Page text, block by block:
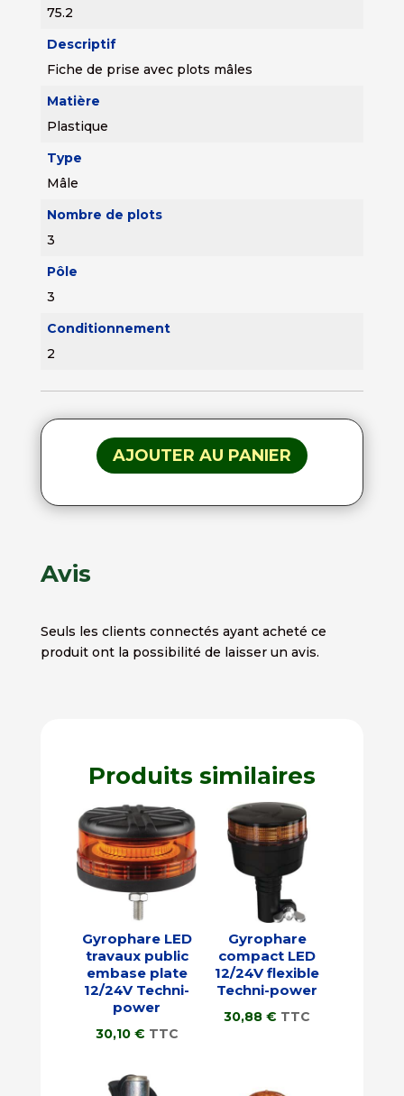
75.2
Descriptif
Fiche de prise avec plots mâles
Matière
Plastique
Type
Mâle
Nombre de plots
3
Pôle
3
Conditionnement
2
AJOUTER AU PANIER
Avis
Seuls les clients connectés ayant acheté ce
produit ont la possibilité de laisser un avis.
Produits similaires
Gyrophare LED
travaux public
embase plate
12/24V Techni-
power
30,10 € TTC
Gyrophare
compact LED
12/24V flexible
Techni-power
30,88€ TTC